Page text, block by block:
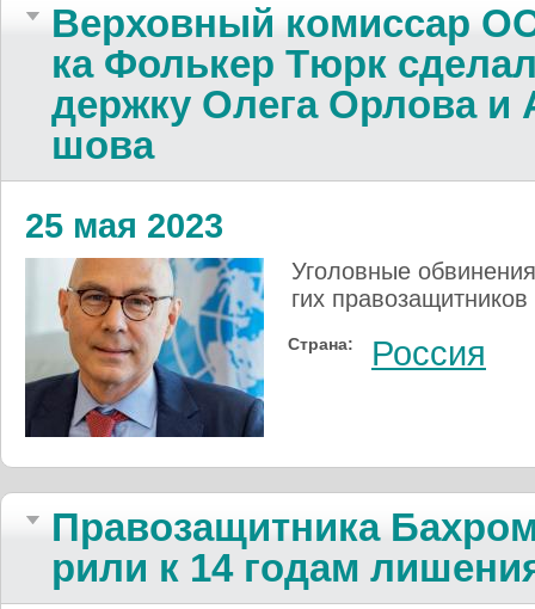
Верховный комиссар
ка Фоль­кер Тюрк
держ­ку Олега Ор­ло­ва
шова
25 мая 2023
Уголовные
гих
Страна: Россия
Правозащит­ника
рили к 14 го­дам